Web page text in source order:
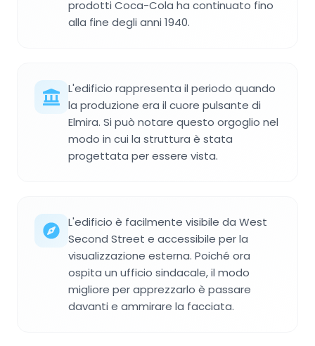
prodotti Coca-Cola ha continuato fino
alla fine degli anni 1940.
L'edificio rappresenta il periodo quando
la produzione era il cuore pulsante di
Elmira. Si può notare questo orgoglio nel
modo in cui la struttura è stata
progettata per essere vista.
L'edificio è facilmente visibile da West
Second Street e accessibile per la
visualizzazione esterna. Poiché ora
ospita un ufficio sindacale, il modo
migliore per apprezzarlo è passare
davanti e ammirare la facciata.